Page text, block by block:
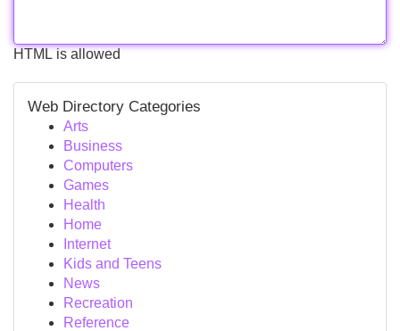
HTML is allowed
Web Directory Categories
Arts
Business
Computers
Games
Health
Home
Internet
Kids and Teens
News
Recreation
Reference